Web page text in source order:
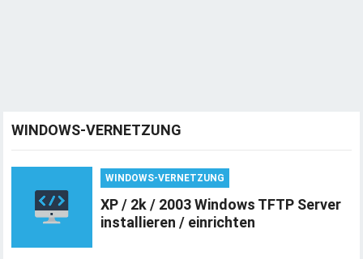
WINDOWS-VERNETZUNG
WINDOWS-VERNETZUNG
XP / 2k / 2003 Windows TFTP Server
installieren / einrichten